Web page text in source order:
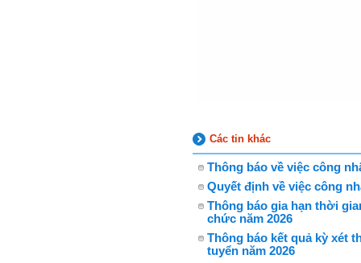
Các tin khác
Thông báo về việc công
Quyết định về việc công
Thông báo gia hạn thời
chức năm 2026
Thông báo kết quả kỳ xét
tuyển năm 2026